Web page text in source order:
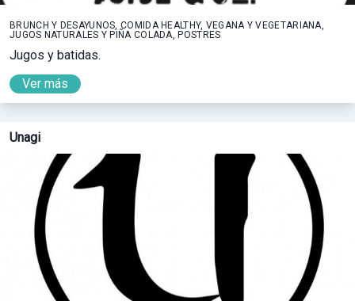
BRUNCH Y DESAYUNOS, COMIDA HEALTHY, VEGANA Y VEGETARIANA,
JUGOS NATURALES Y PIÑA COLADA, POSTRES
Jugos y batidas.
Ver más
Unagi